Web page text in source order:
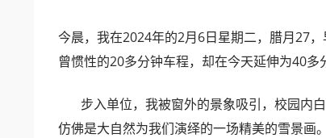
今晨，我在2024年的2月6日星期二，腊月27
曾惯性的20多分钟车程，却在今天延伸为40多
步入单位，我被窗外的景象吸引，校园内白
仿佛是大自然为我们演绎的一场精美的雪景画